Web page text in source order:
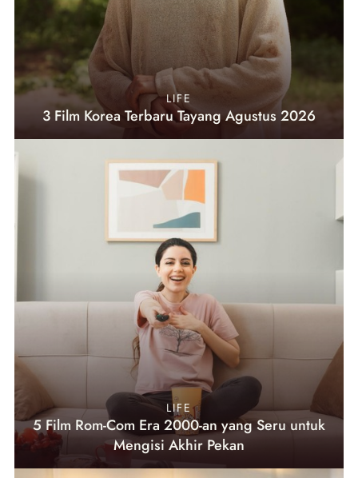
LIFE
3 Film Korea Terbaru Tayang Agustus 2026
LIFE
5 Film Rom-Com Era 2000-an yang Seru untuk
Mengisi Akhir Pekan